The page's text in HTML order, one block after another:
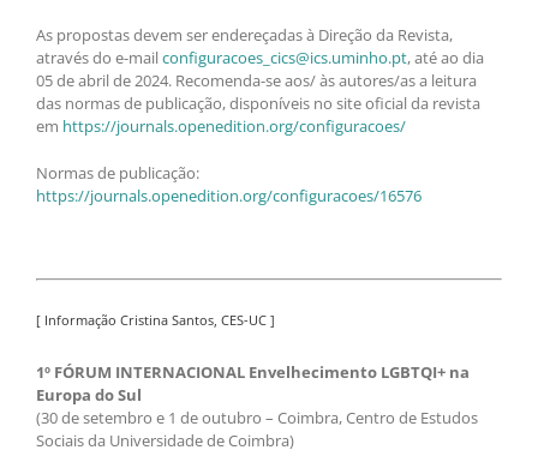
As propostas devem ser endereçadas à Direção da Revista,
através do e-mailconfiguracoes_cics@ics.uminho.pt, até ao dia
05 de abril de 2024. Recomenda-se aos/ às autores/as a leitura
das normas de publicação, disponíveis no site oficial da revista
em https://journals.openedition.org/configuracoes/
Normas de publicação:
https://journals.openedition.org/configuracoes/16576
[ Informação Cristina Santos, CES-UC ]
1º FÓRUM INTERNACIONAL Envelhecimento LGBTQI+ na
Europa do Sul
(30 de setembro e 1 de outubro – Coimbra, Centro de Estudos
Sociais da Universidade de Coimbra)